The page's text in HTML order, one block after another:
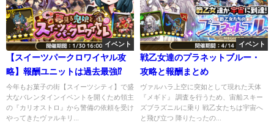
イベント
【スイーツパークロワイヤル攻
略】報酬ユニットは過去最強⁉
今年もお菓子の街【スイーツシティ】で盛
大なバレンタインイベントを開くため領主
の『カリオストロ』から警備の依頼を受け
やってきたヴァルキリ...
イベント
戦乙女達のプラネットブルー・
攻略と報酬まとめ
ヴァルハラ上空に突如として現れた天体
『メギド』 調査を行うため、宙船スキー
ズブラズニルに乗り 戦乙女たちは宇宙へ
と飛び立つ 降りたったの...